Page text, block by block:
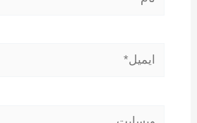
ایمیل*
وبسایت